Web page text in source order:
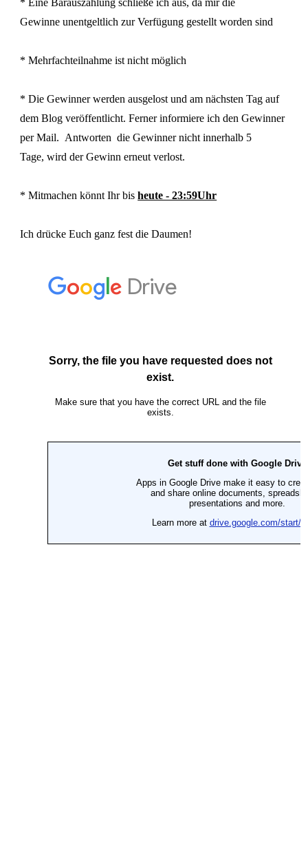
Gewinne unentgeltlich zur Verfügung gestellt worden sind
* Mehrfachteilnahme ist nicht möglich
* Die Gewinner werden ausgelost und am nächsten Tag auf
dem Blog veröffentlicht. Ferner informiere ich den Gewinner
per Mail. Antworten die Gewinner nicht innerhalb 5
Tage, wird der Gewinn erneut verlost.
* Mitmachen könnt Ihr bisheute - 23:59Uhr
Ich drücke Euch ganz fest die Daumen!